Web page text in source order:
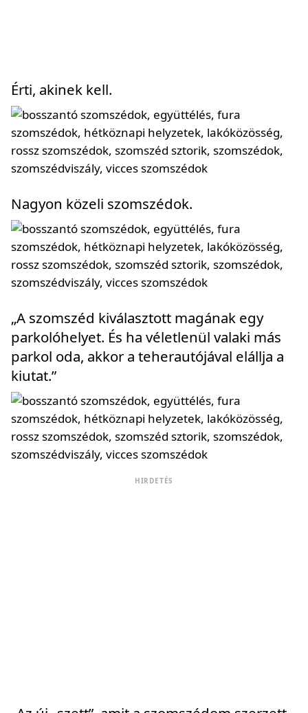
Érti, akinek kell.
Nagyon közeli szomszédok.
„A szomszéd kiválasztott magának egy
parkolóhelyet. És ha véletlenül valaki más
parkol oda, akkor a teherautójával elállja a
kiutat.”
HIRDETÉS